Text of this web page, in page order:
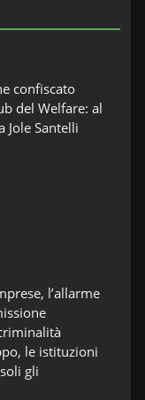
confiscato
del Welfare: al
Jole Santelli
l’allarme
le istituzioni
gli